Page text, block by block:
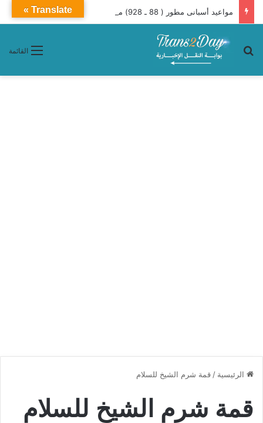
مواعيد أسبانى مطور ( 88 ـ 928) من الإسكندرية إلى القاهرة يومياً
القائمة بحث عن
الرئيسية / قمة شرم الشيخ للسلام
قمة شرم الشيخ للسلام
Translate »